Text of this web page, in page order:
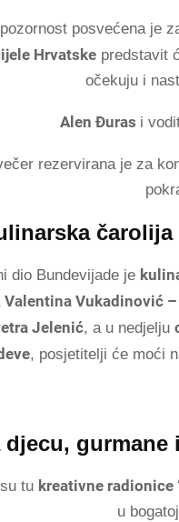
posvećena je
Hrvatske predstavit
očekuju i
Alen Đuras i
rezervirana je za
dio Bundevijade je
Valentina Vukadinović –
Jelenić, a u nedjelju
, posjetitelji će moći
djecu,
tu kreativne radionice
u